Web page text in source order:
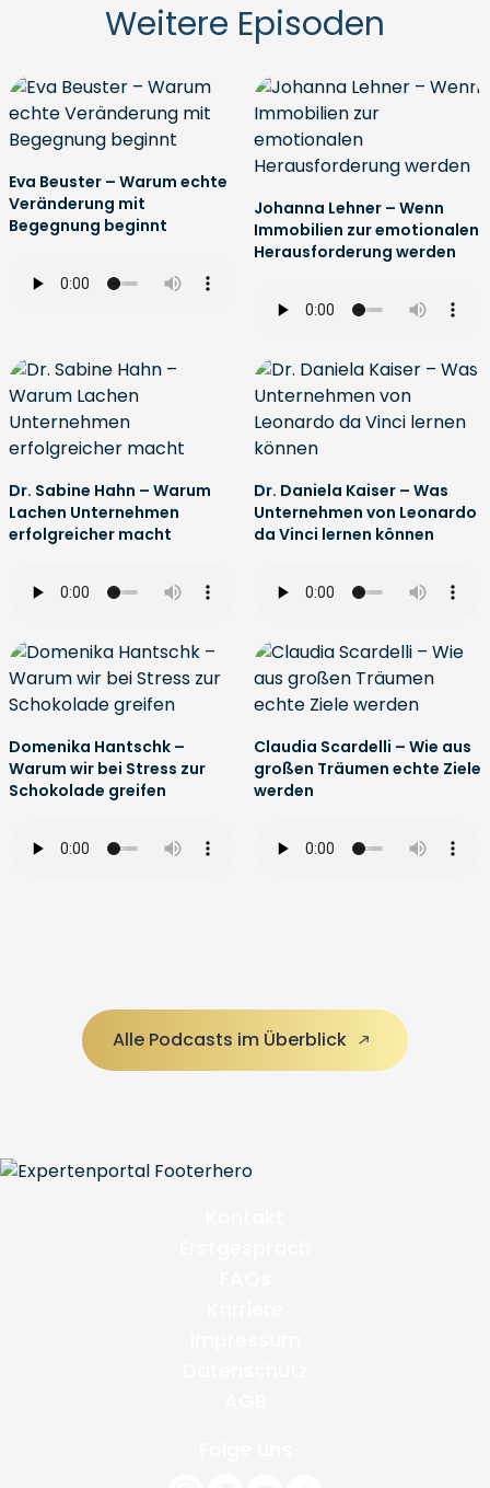
Weitere Episoden
Eva Beuster – Warum echte
Veränderung mit
Begegnung beginnt
Johanna Lehner – Wenn
Immobilien zur emotionalen
Herausforderung werden
Dr. Sabine Hahn – Warum
Lachen Unternehmen
erfolgreicher macht
Dr. Daniela Kaiser – Was
Unternehmen von Leonardo
da Vinci lernen können
Domenika Hantschk –
Warum wir bei Stress zur
Schokolade greifen
Claudia Scardelli – Wie aus
großen Träumen echte Ziele
werden
Alle Podcasts im Überblick